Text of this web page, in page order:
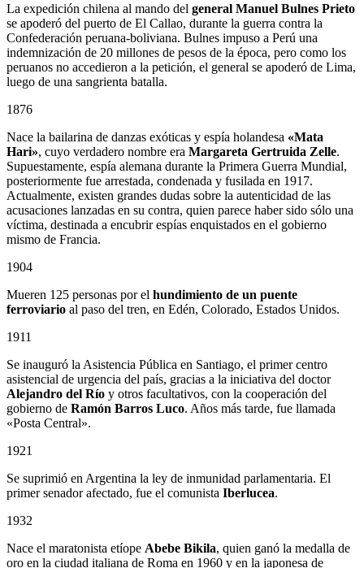
La expedición chilena al mando del general Manuel Bulnes Prieto
se apoderó del puerto de El Callao, durante la guerra contra la
Confederación peruana-boliviana. Bulnes impuso a Perú una
indemnización de 20 millones de pesos de la época, pero como los
peruanos no accedieron a la petición, el general se apoderó de Lima,
luego de una sangrienta batalla.
1876
Nace la bailarina de danzas exóticas y espía holandesa «Mata
Hari», cuyo verdadero nombre era Margareta Gertruida Zelle.
Supuestamente, espía alemana durante la Primera Guerra Mundial,
posteriormente fue arrestada, condenada y fusilada en 1917.
Actualmente, existen grandes dudas sobre la autenticidad de las
acusaciones lanzadas en su contra, quien parece haber sido sólo una
víctima, destinada a encubrir espías enquistados en el gobierno
mismo de Francia.
1904
Mueren 125 personas por el hundimiento de un puente
ferroviario al paso del tren, en Edén, Colorado, Estados Unidos.
1911
Se inauguró la Asistencia Pública en Santiago, el primer centro
asistencial de urgencia del país, gracias a la iniciativa del doctor
Alejandro del Río y otros facultativos, con la cooperación del
gobierno de Ramón Barros Luco. Años más tarde, fue llamada
«Posta Central».
1921
Se suprimió en Argentina la ley de inmunidad parlamentaria. El
primer senador afectado, fue el comunista Iberlucea.
1932
Nace el maratonista etíope Abebe Bikila, quien ganó la medalla de
oro en la ciudad italiana de Roma en 1960 y en la japonesa de